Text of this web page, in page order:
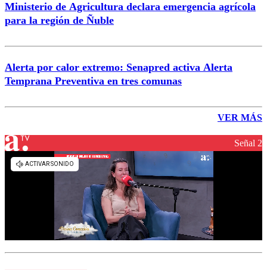
Ministerio de Agricultura declara emergencia agrícola
para la región de Ñuble
Alerta por calor extremo: Senapred activa Alerta
Temprana Preventiva en tres comunas
VER MÁS
Señal 2